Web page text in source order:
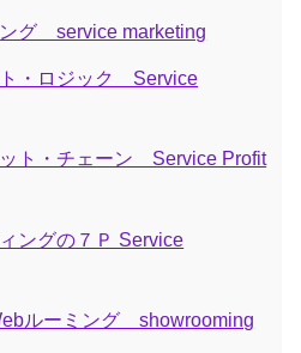
グ service marketing
・ロジック Service
ト・チェーン Service Profit
ングの７Ｐ Service
ルーミング showrooming